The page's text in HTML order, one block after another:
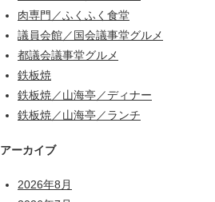
肉専門／ふくふく食堂
議員会館／国会議事堂グルメ
都議会議事堂グルメ
鉄板焼
鉄板焼／山海亭／ディナー
鉄板焼／山海亭／ランチ
アーカイブ
2026年8月